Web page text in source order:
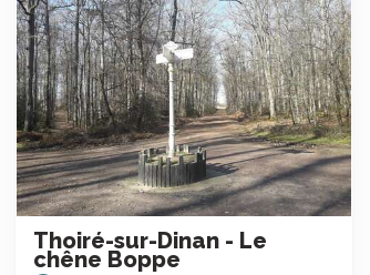
Thoiré-sur-Dinan - Le
chêne Boppe